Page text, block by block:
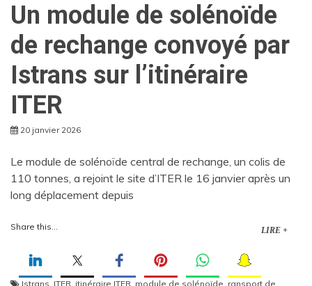
Un module de solénoïde
de rechange convoyé par
Istrans sur l’itinéraire
ITER
20 janvier 2026
Le module de solénoïde central de rechange, un colis de
110 tonnes, a rejoint le site d’ITER le 16 janvier après un
long déplacement depuis
Share this... LIRE +
Istrans, ITER, itinéraire ITER, module de solénoïde, ransport de